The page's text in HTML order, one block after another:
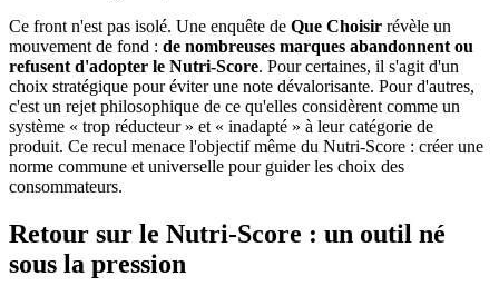
Ce front n'est pas isolé. Une enquête de Que Choisir révèle un
mouvement de fond : de nombreuses marques abandonnent ou
refusent d'adopter le Nutri-Score. Pour certaines, il s'agit d'un
choix stratégique pour éviter une note dévalorisante. Pour d'autres,
c'est un rejet philosophique de ce qu'elles considèrent comme un
système « trop réducteur » et « inadapté » à leur catégorie de
produit. Ce recul menace l'objectif même du Nutri-Score : créer une
norme commune et universelle pour guider les choix des
consommateurs.
Retour sur le Nutri-Score : un outil né
sous la pression